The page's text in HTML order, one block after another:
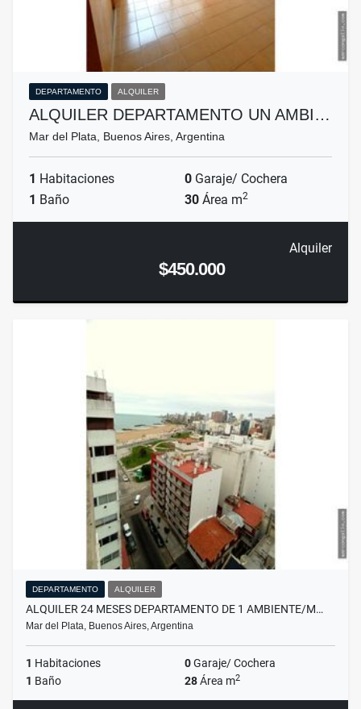
DEPARTAMENTO ALQUILER
ALQUILER DEPARTAMENTO UN AMBI…
Mar del Plata, Buenos Aires, Argentina
1 Habitaciones 0 Garaje/ Cochera
1 Baño 30 Área m2
Alquiler
$450.000
DEPARTAMENTO ALQUILER
ALQUILER 24 MESES DEPARTAMENTO DE 1 AMBIENTE/M…
Mar del Plata, Buenos Aires, Argentina
1 Habitaciones 0Garaje/ Cochera
1 Baño 28Área m2